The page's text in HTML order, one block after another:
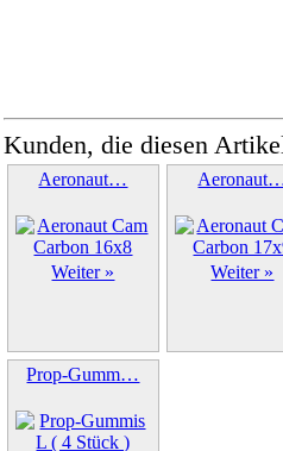
Kunden, die diesen
Aeronaut…
Weiter » Weiter »
Prop-Gumm…